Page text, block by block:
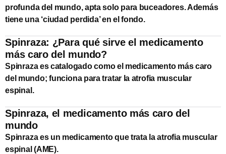
profunda del mundo, apta solo para buceadores. Además
tiene una ‘ciudad perdida’ en el fondo.
Spinraza: ¿Para qué sirve el medicamento
más caro del mundo?
Spinraza es catalogado como el medicamento más caro
del mundo; funciona para tratar la atrofia muscular
espinal.
Spinraza, el medicamento más caro del
mundo
Spinraza es un medicamento que trata la atrofia muscular
espinal (AME).